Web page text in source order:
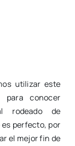
utilizar este
para conocer
rodeado de
perfecto, por
el mejor fin de